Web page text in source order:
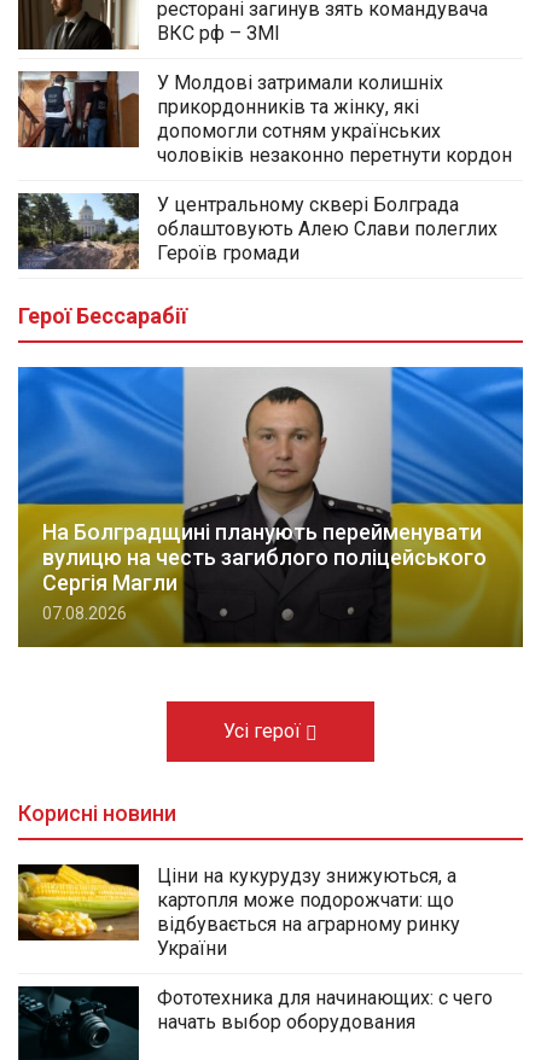
ресторані загинув зять командувача
ВКС рф – ЗМІ
У Молдові затримали колишніх
прикордонників та жінку, які
допомогли сотням українських
чоловіків незаконно перетнути кордон
У центральному сквері Болграда
облаштовують Алею Слави полеглих
Героїв громади
Герої Бессарабії
На Болградщині планують перейменувати
вулицю на честь загиблого поліцейського
Сергія Магли
07.08.2026
Усі герої
Корисні новини
Ціни на кукурудзу знижуються, а
картопля може подорожчати: що
відбувається на аграрному ринку
України
Фототехника для начинающих: с чего
начать выбор оборудования